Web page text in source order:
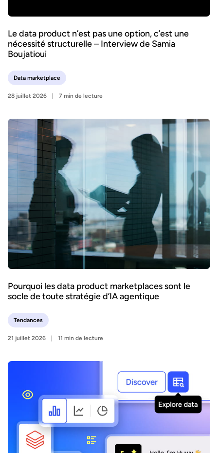
Le data product n’est pas une option, c’est une
nécessité structurelle – Interview de Samia
Boujatioui
Data marketplace
28 juillet 2026 7 min de lecture
Pourquoi les data product marketplaces sont le
socle de toute stratégie d’IA agentique
Tendances
21 juillet 2026 11 min de lecture